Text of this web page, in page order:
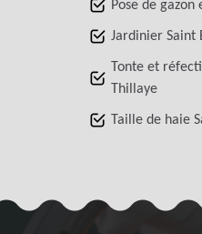
Pose de
Jardinier Saint
Tonte et
Thillaye
Taille de haie